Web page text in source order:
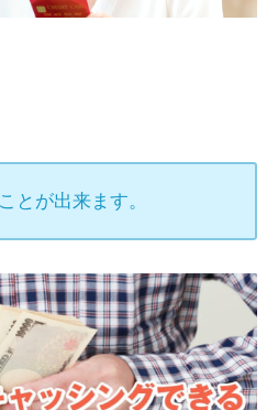
とが出来ます。